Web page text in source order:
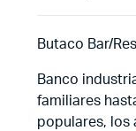
Butaco Bar/
Banco
familiares
populares, los